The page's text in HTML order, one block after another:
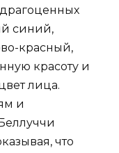
драгоценных
синий,
красный,
красоту и
лица.
и
что